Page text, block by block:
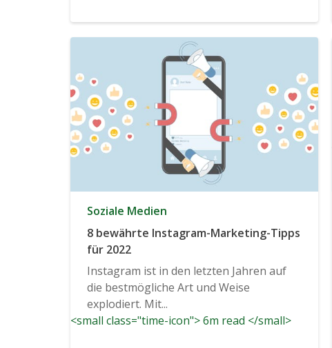
Soziale Medien
8 bewährte Instagram-Marketing-Tipps
für 2022
Instagram ist in den letzten Jahren auf
die bestmögliche Art und Weise
explodiert. Mit...
<small class="time-icon"> 6m read </small>